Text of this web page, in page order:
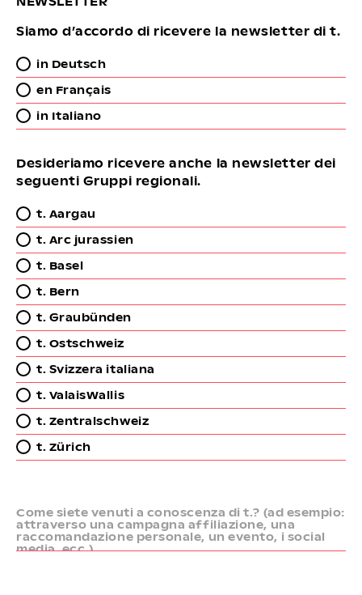
Siamo d’accordo di ricevere la newsletter di t.
in Deutsch
en Français
in Italiano
Desideriamo ricevere anche la newsletter dei
seguenti Gruppi regionali.
t. Aargau
t. Arc jurassien
t. Basel
t. Bern
t. Graubünden
t. Ostschweiz
t. Svizzera italiana
t. ValaisWallis
t. Zentralschweiz
t. Zürich
Come siete venuti a conoscenza di t.? (ad esempio:
attraverso una campagna affiliazione, una
raccomandazione personale, un evento, i social
media, ecc.)